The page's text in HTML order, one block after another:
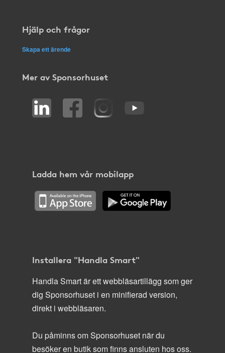
Hjälp och frågor
Skapa ett ärende
Mer av Sponsorhuset
Ladda hem vår mobilapp
Installera "Handla Smart"
Handla Smart är ett webbläsartillägg som ger
dig Sponsorhuset i en minifierad version,
direkt i webbläsaren.
Du påminns om Sponsorhuset när du
besöker en butik som finns ansluten hos oss.